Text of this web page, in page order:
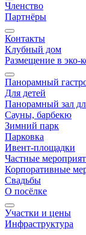
Членство
Партнёры
Контакты
Клубный дом
Размещение в эко-
Панорамный
Для детей
Панорамный зал
Сауны, барбекю
Зимний парк
Парковка
Ивент-площадки
Частные
Корпоративные
Свадьбы
О посёлке
Участки и цены
Инфраструктура